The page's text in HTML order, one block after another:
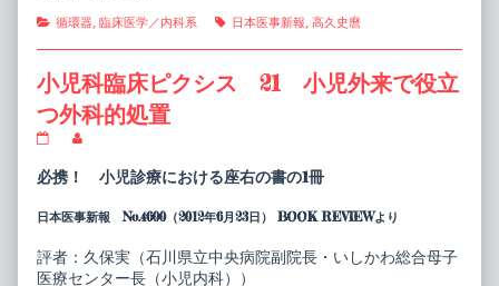
Categories
循環器, 臨床医学／内科系 Tags
日本医事新報, 高久史麿
小児科臨床ピクシス 21 小児外来で役立
つ外科的処置
科
臨
ピ
シ
ス
posts
author
小
児
必携！ 小児診療における座右の書の1冊
日本医事新報 No.4600（2012年6月23日） BOOK REVIEWより
評者：久保実（石川県立中央病院副院長・いしかわ総合母子
医療センター長（小児内科））